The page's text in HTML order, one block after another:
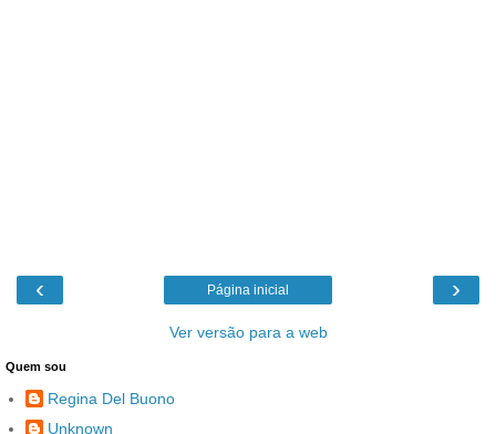
‹ ›
Página inicial
Ver versão para a web
Quem sou
Regina Del Buono
Unknown